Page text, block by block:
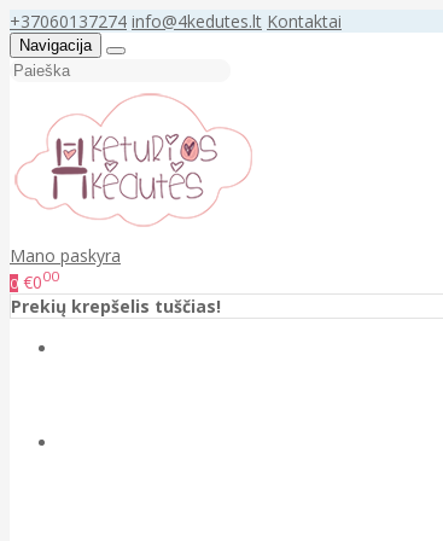
+37060137274 info@4kedutes.lt Kontaktai
Navigacija
Mano paskyra
0 €000
Prekių krepšelis tuščias!